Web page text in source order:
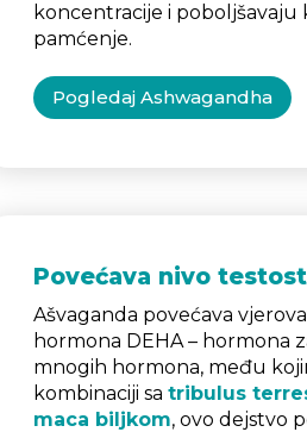
koncentracije i
pamćenje.
Pogledaj Ashwagandha
Povećava nivo
Ašvaganda povećava
hormona DEHA – hormona
mnogih hormona, među
kombinaciji satribulus
maca biljkom, ovo dejstvo